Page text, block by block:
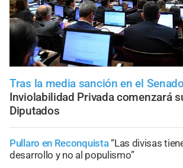
Tras la media sanción en el Senado
Inviolabilidad Privada comenzará
Diputados
Pullaro en Reconquista“Las divisas
desarrollo y no al populismo”